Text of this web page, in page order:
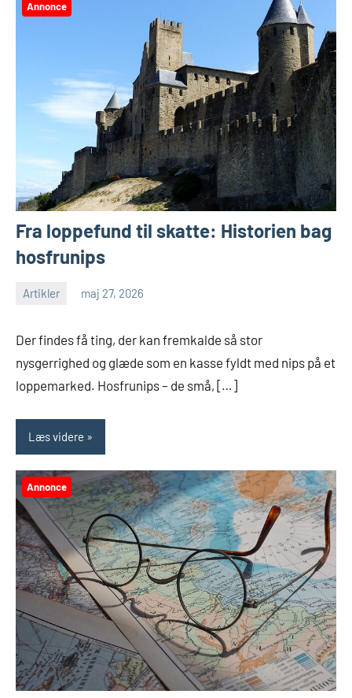
Annonce
Fra loppefund til skatte: Historien bag
hosfrunips
Artikler maj 27, 2026
Der findes få ting, der kan fremkalde så stor
nysgerrighed og glæde som en kasse fyldt med nips på et
loppemarked. Hosfrunips – de små, […]
Læs videre
Annonce